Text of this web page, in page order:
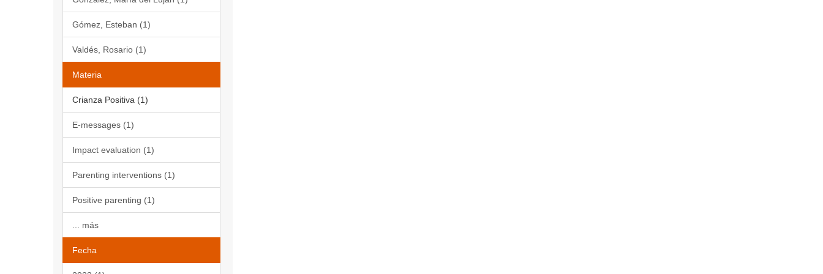
Gómez, Esteban (1)
Valdés, Rosario (1)
Materia
Crianza Positiva (1)
E-messages (1)
Impact evaluation (1)
Parenting interventions (1)
Positive parenting (1)
... más
Fecha